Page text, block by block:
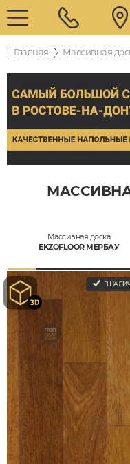
Главная Массивная
Массивная доска
EKZOFLOOR МЕРБАУ
В